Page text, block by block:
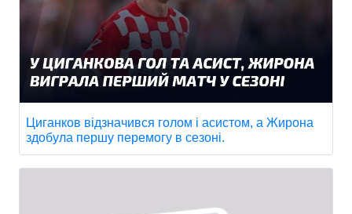
Циганков відзначився голом і асистом, а Жирона
здобула першу перемогу в сезоні.